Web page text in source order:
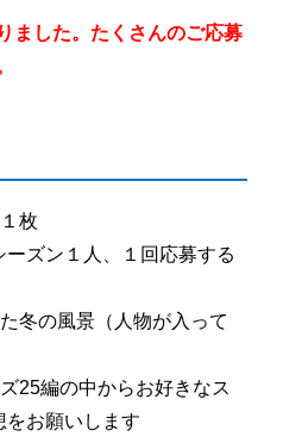
ました。たくさんのご応募
枚
ーズン１人、１回応募する
冬の風景（人物が入って
25編の中からお好きなス
をお願いします